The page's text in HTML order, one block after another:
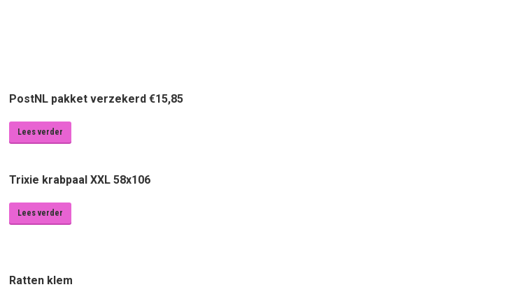
PostNL pakket verzekerd €15,85
Lees verder
Trixie krabpaal XXL 58x106
Lees verder
Ratten klem